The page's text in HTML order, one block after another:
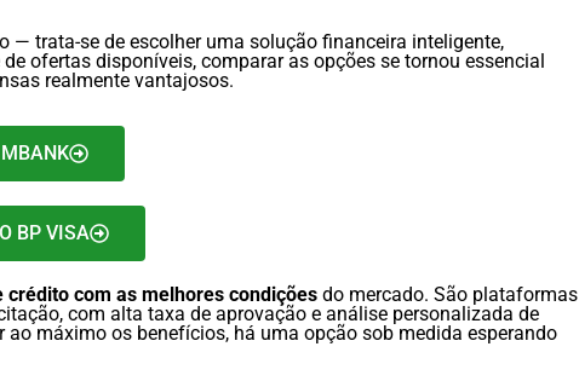
— trata-se de escolher uma solução financeira inteligente,
ofertas disponíveis, comparar as opções se tornou essencial
realmente vantajosos.
BP VISA
crédito com as melhores condições do mercado. São plataformas
com alta taxa de aprovação e análise personalizada de
máximo os benefícios, há uma opção sob medida esperando